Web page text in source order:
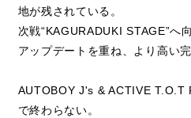
地が残されている。
次戦“KAGURADUKI STAGE”へ
アップデートを重ね、より高い
AUTOBOY J's & ACTIVE T.O.T
で終わらない。